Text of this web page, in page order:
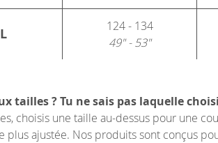
124 - 134
49" - 53"
tailles ? Tu ne sais pas laquelle
choisis une taille au-dessus pour une
plus ajustée. Nos produits sont conçus